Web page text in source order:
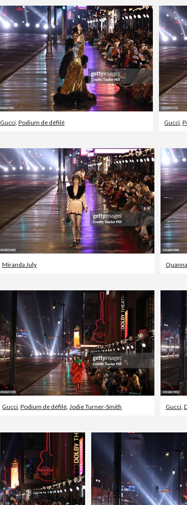
Gucci, Podium de défilé Gucci ,
Miranda July
Gucci Podium de défilé Jodie Turner-Smith Gucci